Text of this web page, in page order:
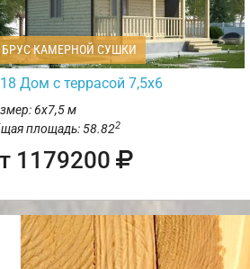
КАМЕРНОЙ СУШКИ
Дом с террасой 7,5х6
6х7,5 м
площадь: 58.822
1179200